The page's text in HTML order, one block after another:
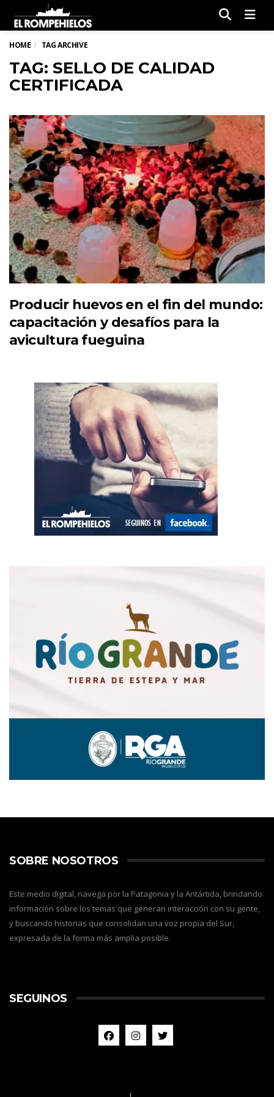
HOME TAG ARCHIVE
TAG: SELLO DE CALIDAD
CERTIFICADA
Producir huevos en el fin del mundo:
capacitación y desafíos para la
avicultura fueguina
SOBRE NOSOTROS
Este medio digital, navega por la Patagonia y la Antártida, brindando
información sobre los temas que generan interacción con su gente,
y buscando historias que consolidan una voz propia del Sur,
expresada de la forma más amplia posible.
SEGUINOS